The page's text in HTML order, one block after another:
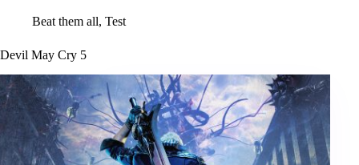
Beat them all, Test
Devil May Cry 5